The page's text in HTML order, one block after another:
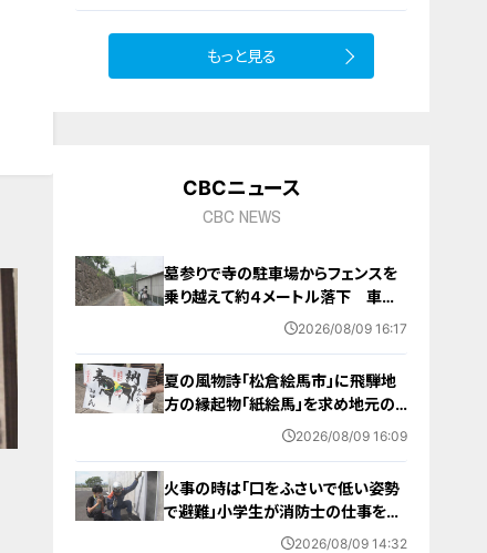
もっと見る
CBCニュース
CBC NEWS
墓参りで寺の駐車場からフェンスを
乗り越えて約４メートル落下 車に
乗っていた家族３人けが 岐阜・山
2026/08/09 16:17
夏の風物詩「松倉絵馬市」に飛騨地
方の縁起物「紙絵馬」を求め地元の
人や観光客が訪れる 幸せが駆け込
2026/08/09 16:09
火事の時は「口をふさいで低い姿勢
で避難」小学生が消防士の仕事を体
2026/08/09 14:32